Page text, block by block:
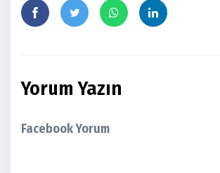
Yorum Yazın
Facebook Yorum